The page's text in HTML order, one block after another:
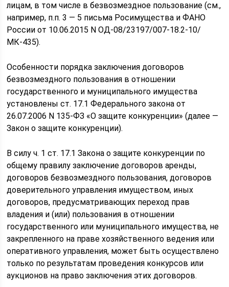
лицам, в том числе в безвозмездное пользование (см.,
например, п.п. 3 — 5 письма Росимущества и ФАНО
России от 10.06.2015 N ОД-08/23197/007-18.2-10/
МК-435).
Особенности порядка заключения договоров
безвозмездного пользования в отношении
государственного и муниципального имущества
установлены ст. 17.1 Федерального закона от
26.07.2006 N 135-ФЗ «О защите конкуренции» (далее —
Закон о защите конкуренции).
В силу ч. 1 ст. 17.1 Закона о защите конкуренции по
общему правилу заключение договоров аренды,
договоров безвозмездного пользования, договоров
доверительного управления имуществом, иных
договоров, предусматривающих переход прав
владения и (или) пользования в отношении
государственного или муниципального имущества, не
закрепленного на праве хозяйственного ведения или
оперативного управления, может быть осуществлено
только по результатам проведения конкурсов или
аукционов на право заключения этих договоров.